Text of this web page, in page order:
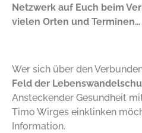
Netzwerk auf Euch beim
vielen Orten und Terminen…
Wer sich über den
Feld der
Ansteckender Gesundheit
Timo Wirges einklinken
Information.